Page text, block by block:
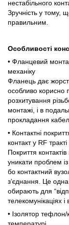
нестабільного
Зручність у тому,
правильним.
Особливості
• Фланцевий
механіку
Фланець дає
особливо корисно
розхитування
монтажі, і в
прокладання
• Контактні
контакт у RF тракті
Покриття
уникати проблем
бо контактний
з’єднання. Це
обирають для
телекомунікаціях
• Ізолятор тефлон/
температурі